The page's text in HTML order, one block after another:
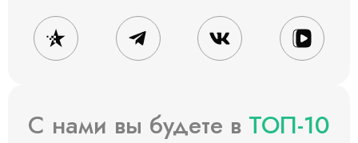
С нами вы будете в ТОП-10